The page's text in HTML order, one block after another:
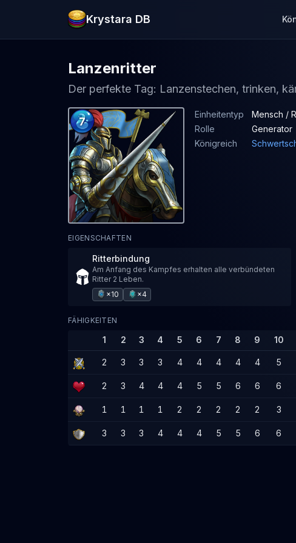
Krystara DB
Lanzenritter
Der perfekte Tag: Lanzenstechen, trinken,
7
Einheitentyp
Mensch /
Rolle
Generator
Königreich
EIGENSCHAFTEN
Ritterbindung
Am Anfang des Kampfes erhalten alle verbündeten
Ritter 2 Leben.
×10
×4
FÄHIGKEITEN
1 2 3 4 5 6 7 8 9 10
2 3 3 3 4 4 4 4 4 5
2 3 4 4 4 5 5 6 6 6
1 1 1 1 2 2 2 2 2 3
3 3 3 4 4 4 5 5 6 6